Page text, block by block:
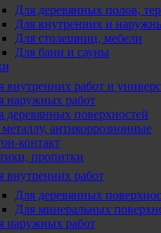
Skip to main content
9:00
+7 (901) 585-20-91
+7 (495) 142-95-96
Проложить маршрут
ТК «СТРОЙЛЕНД»
дом 88а Строение 3,
+7 (925) 428-80-87
Проложить маршрут
Для деревянных полов,
Для внутренних и
Для столешниц, мебели
Для бани и сауны
внутренних работ и
наружных работ
деревянных поверхностей
антикоррозионные
контакт
пропитки
внутренних работ
Для деревянных
Для минеральных
наружных работ
»Магазин Панель
U.6.59.103
1.57.5014 094,00₽